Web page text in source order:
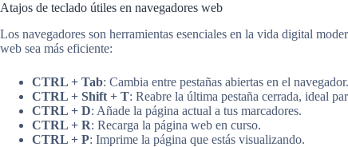
Atajos de teclado útiles en navegadores web
Los navegadores son herramientas esenciales en la vida digital
web sea más eficiente:
CTRL + Tab: Cambia entre pestañas abiertas en el navegador.
CTRL + Shift + T: Reabre la última pestaña cerrada, ideal
CTRL + D: Añade la página actual a tus marcadores.
CTRL + R: Recarga la página web en curso.
CTRL + P: Imprime la página que estás visualizando.